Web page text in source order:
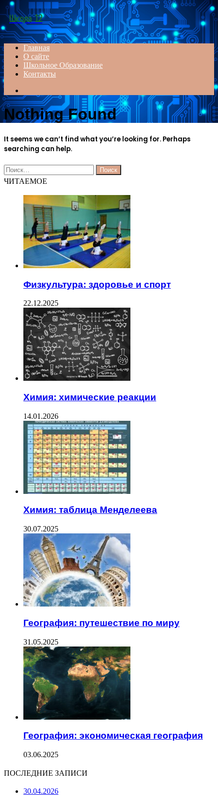
Menu
Школа 12
Главная
О сайте
Школьное Образование
Контакты
for
Nothing Found
It seems we can’t find what you’re looking for. Perhaps
searching can help.
Найти:
ЧИТАЕМОЕ
Физкультура: здоровье и спорт
22.12.2025
Химия: химические реакции
14.01.2026
Химия: таблица Менделеева
30.07.2025
География: путешествие по миру
31.05.2025
География: экономическая география
03.06.2025
ПОСЛЕДНИЕ ЗАПИСИ
30.04.2026